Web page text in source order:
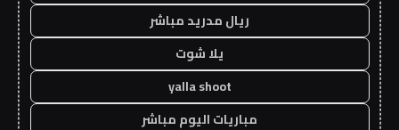
ريال مدريد مباشر
يلا شوت
yalla shoot
مباريات اليوم مباشر